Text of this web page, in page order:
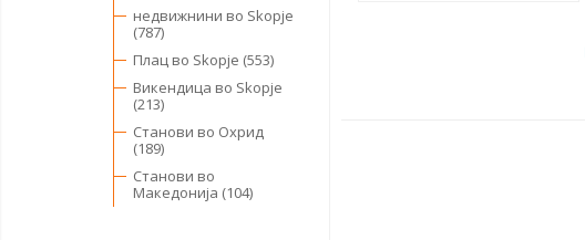
недвижнини во Skopje
(787)
Плац во Skopje (553)
Викендица во Skopje
(213)
Станови во Охрид
(189)
Станови во
Македонија (104)